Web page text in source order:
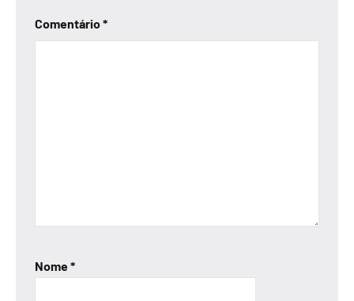
Comentário*
Nome*